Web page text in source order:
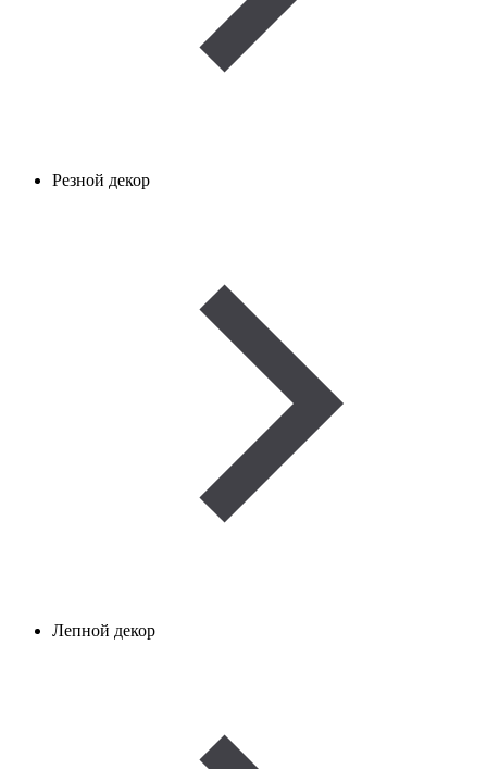
Резной декор
Лепной декор